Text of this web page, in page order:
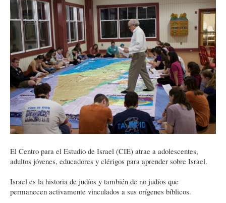
El Centro para el Estudio de Israel (CIE) atrae a adolescentes,
adultos jóvenes, educadores y clérigos para aprender sobre Israel.
Israel es la historia de judíos y también de no judíos que
permanecen activamente vinculados a sus orígenes bíblicos.